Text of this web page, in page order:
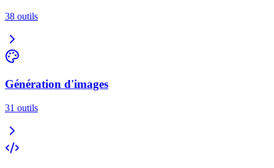
38 outils
Génération d'images
31 outils